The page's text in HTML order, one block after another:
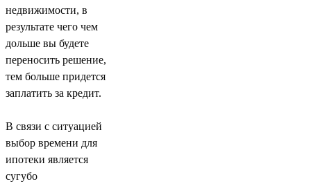
недвижимости, в
результате чего чем
дольше вы будете
переносить решение,
тем больше придется
заплатить за кредит.
В связи с ситуацией
выбор времени для
ипотеки является
сугубо